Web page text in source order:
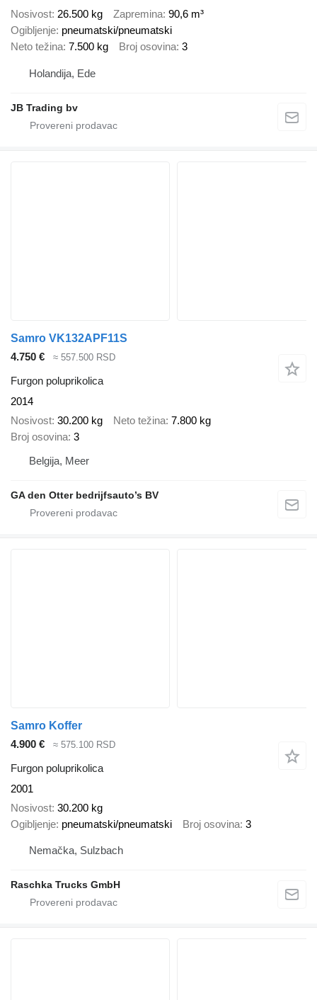
Nosivost 26.500 kg Zapremina 90,6 m³
Ogibljenje pneumatski/pneumatski
Neto težina 7.500 kg Broj osovina 3
Holandija, Ede
JB Trading bv
Samro VK132APF11S
4.750 €
≈ 557.500 RSD
Furgon poluprikolica
2014
Nosivost 30.200 kg Neto težina 7.800 kg
Broj osovina 3
Belgija, Meer
GA den Otter bedrijfsauto’s BV
Samro Koffer
4.900 €
≈ 575.100 RSD
Furgon poluprikolica
2001
Nosivost 30.200 kg
Ogibljenje pneumatski/pneumatski Broj osovina 3
Nemačka, Sulzbach
Raschka Trucks GmbH